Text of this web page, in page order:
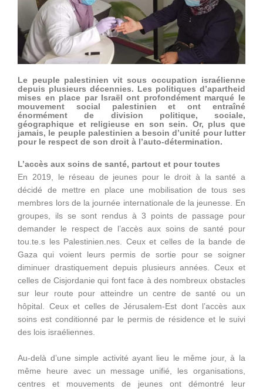
Le peuple palestinien vit sous occupation israélienne
depuis plusieurs décennies. Les politiques d’apartheid
mises en place par Israël ont profondément marqué le
mouvement social palestinien et ont entraîné
énormément de division politique, sociale,
géographique et religieuse en son sein. Or, plus que
jamais, le peuple palestinien a besoin d’unité pour lutter
pour le respect de son droit à l’auto-détermination.
L’accès aux soins de santé, partout et pour toutes
En 2019, le réseau de jeunes pour le droit à la santé a
décidé de mettre en place une mobilisation de tous ses
membres lors de la journée internationale de la jeunesse. En
groupes, ils se sont rendus à 3 points de passage pour
demander le respect de l’accès aux soins de santé pour
tou.te.s les Palestinien.nes. Ceux et celles de la bande de
Gaza qui voient leurs permis de sortie pour se soigner
diminuer drastiquement depuis plusieurs années. Ceux et
celles de Cisjordanie qui font face à des nombreux obstacles
sur leur route pour atteindre un centre de santé ou un
hôpital. Ceux et celles de Jérusalem-Est dont l’accès aux
soins est conditionné par le permis de résidence et le suivi
des lois israéliennes.
Au-delà d’une simple activité ayant lieu le même jour, à la
même heure avec un message unifié, les organisations,
centres et mouvements de jeunes ont démontré leur